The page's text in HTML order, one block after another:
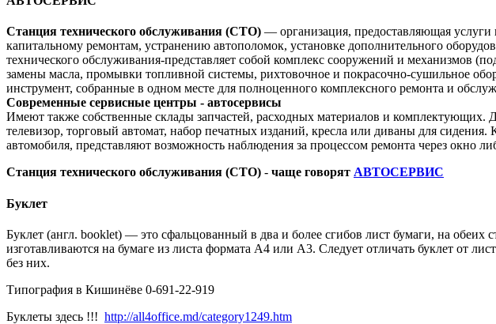
Станция технического обслуживания (СТО) — организация, предоставляющая
капитальному ремонтам, устранению автополомок, установке дополнительного
технического обслуживания-представляет собой комплекс сооружений и механизмов
замены масла, промывки топливной системы, рихтовочное и покрасочно-сушильное
инструмент, собранные в одном месте для полноценного комплексного ремонта и
Современные сервисные центры - автосервисы
Имеют также собственные склады запчастей, расходных материалов и комплектующих.
телевизор, торговый автомат, набор печатных изданий, кресла или диваны для
автомобиля, представляют возможность наблюдения за процессом ремонта через окно
Станция технического обслуживания (СТО) - чаще говорят АВТОСЕРВИС
Буклет
Буклет (англ. booklet) — это сфальцованный в два и более сгибов лист бумаги, на
изготавливаются на бумаге из листа формата А4 или А3. Следует отличать буклет от
без них.
Типография в Кишинёве 0-691-22-919
Буклеты здесь !!! http://all4office.md/category1249.htm